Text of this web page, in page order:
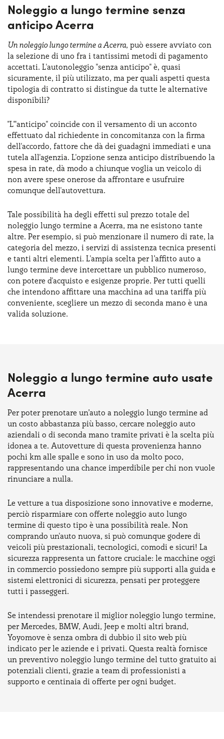
Noleggio a lungo termine senza
anticipo Acerra
Un noleggio lungo termine a Acerra, può essere avviato con
la selezione di uno fra i tantissimi metodi di pagamento
accettati. L'autonoleggio "senza anticipo" è, quasi
sicuramente, il più utilizzato, ma per quali aspetti questa
tipologia di contratto si distingue da tutte le alternative
disponibili?
"L'"anticipo" coincide con il versamento di un acconto
effettuato dal richiedente in concomitanza con la firma
dell'accordo, fattore che dà dei guadagni immediati e una
tutela all'agenzia. L'opzione senza anticipo distribuendo la
spesa in rate, dà modo a chiunque voglia un veicolo di
non avere spese onerose da affrontare e usufruire
comunque dell'autovettura.
Tale possibilità ha degli effetti sul prezzo totale del
noleggio lungo termine a Acerra, ma ne esistono tante
altre. Per esempio, si può menzionare il numero di rate, la
categoria del mezzo, i servizi di assistenza tecnica presenti
e tanti altri elementi. L'ampia scelta per l’affitto auto a
lungo termine deve intercettare un pubblico numeroso,
con potere d'acquisto e esigenze proprie. Per tutti quelli
che intendono affittare una macchina ad una tariffa più
conveniente, scegliere un mezzo di seconda mano è una
valida soluzione.
Noleggio a lungo termine auto usate
Acerra
Per poter prenotare un’auto a noleggio lungo termine ad
un costo abbastanza più basso, cercare noleggio auto
aziendali o di seconda mano tramite privati è la scelta più
idonea a te. Autovetture di questa provenienza hanno
pochi km alle spalle e sono in uso da molto poco,
rappresentando una chance imperdibile per chi non vuole
rinunciare a nulla.
Le vetture a tua disposizione sono innovative e moderne,
perciò risparmiare con offerte noleggio auto lungo
termine di questo tipo è una possibilità reale. Non
comprando un'auto nuova, si può comunque godere di
veicoli più prestazionali, tecnologici, comodi e sicuri! La
sicurezza rappresenta un fattore cruciale: le macchine oggi
in commercio possiedono sempre più supporti alla guida e
sistemi elettronici di sicurezza, pensati per proteggere
tutti i passeggeri.
Se intendessi prenotare il miglior noleggio lungo termine,
per Mercedes, BMW, Audi, Jeep e molti altri brand,
Yoyomove è senza ombra di dubbio il sito web più
indicato per le aziende e i privati. Questa realtà fornisce
un preventivo noleggio lungo termine del tutto gratuito ai
potenziali clienti, grazie a team di professionisti a
supporto e centinaia di offerte per ogni budget.